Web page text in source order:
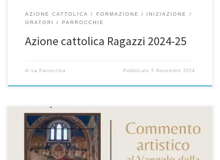
AZIONE CATTOLICA FORMAZIONE
INIZIAZIONE
ORATORI
PARROCCHIE
Azione cattolica Ragazzi 2024-25
di La Parrocchia Pubblicato5 Novembre 2024
GUSTARE la presenza di DIO Commento artistico al Vangelo della